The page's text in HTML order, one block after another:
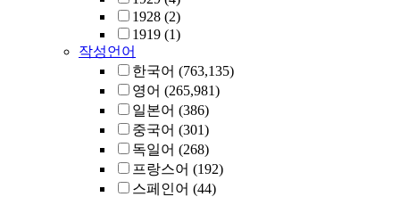
1928 (2)
1919 (1)
작성언어
한국어 (763,135)
영어 (265,981)
일본어 (386)
중국어 (301)
독일어 (268)
프랑스어 (192)
스페인어 (44)